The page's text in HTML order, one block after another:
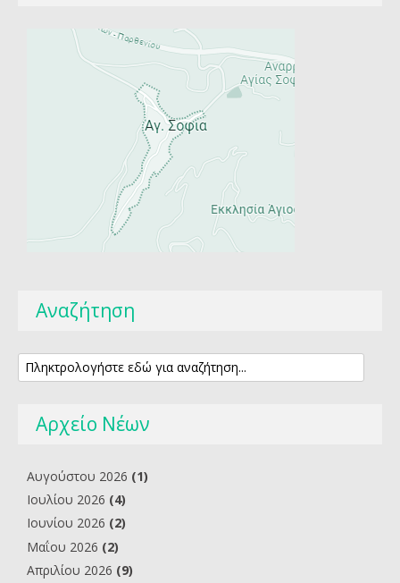
Αναζήτηση
Αρχείο Νέων
Αυγούστου 2026 (1)
Ιουλίου 2026 (4)
Ιουνίου 2026 (2)
Μαΐου 2026 (2)
Απριλίου 2026 (9)